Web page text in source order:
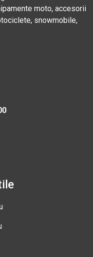
moto, accesorii
snowmobile,